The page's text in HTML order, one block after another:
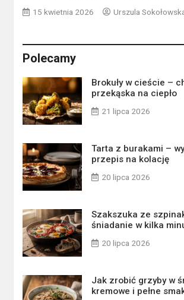
15 kwietnia 2026 Urszula
Polecamy
Brokuły w cieście –
przekąska na ciepło
21 lipca 2026
Tarta z burakami –
przepis na kolację
20 lipca 2026
Szakszuka ze
śniadanie w kilka
20 lipca 2026
Jak zrobić grzyby w
kremowe i pełne